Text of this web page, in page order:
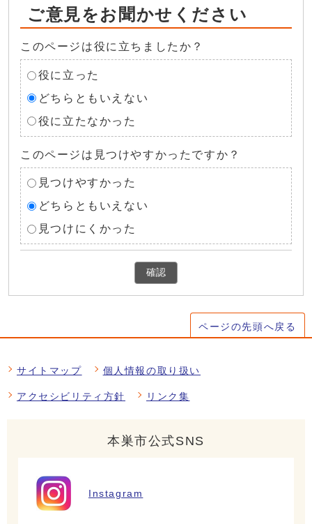
ご意見をお聞かせください
このページは役に立ちましたか？
役に立った
どちらともいえない
役に立たなかった
このページは見つけやすかったですか？
見つけやすかった
どちらともいえない
見つけにくかった
確認
ページの先頭へ戻る
サイトマップ 個人情報の取り扱い
アクセシビリティ方針 リンク集
本巣市公式SNS
Instagram